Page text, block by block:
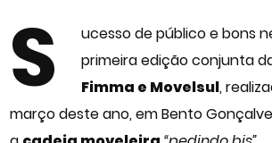
S
ucesso de público e bons
primeira edição conjunta
Fimma e Movelsul,
março deste ano, em Bento